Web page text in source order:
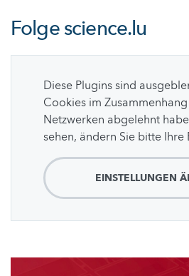
Folgescience.lu
Diese Plugins sind
Cookies im
Netzwerken abgelehnt
sehen, ändern Sie bitte Ihre
EINSTELLUNGEN